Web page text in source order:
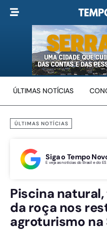
ÚLTIMAS NOTÍCIAS
ÚLTIMAS NOTÍCIAS
Siga o Tempo
E veja as notícias do Brasil e do
Piscina
da roça nos
agroturismo na